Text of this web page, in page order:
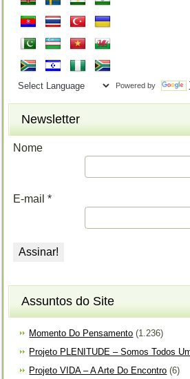
Powered by
Newsletter
Nome
E-mail*
Assuntos do Site
Momento Do Pensamento (1.236)
Projeto PLENITUDE – Somos Todos
Projeto VIDA – A Arte Do Encontro (6)